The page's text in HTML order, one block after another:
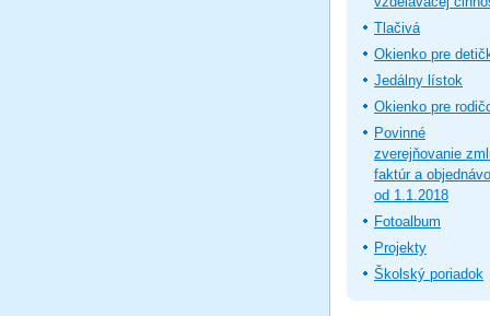
Tlačivá
Okienko pre
Jedálny lístok
Okienko pre
Povinné
zverejňovanie
faktúr a
od 1.1.2018
Fotoalbum
Projekty
Školský poriadok